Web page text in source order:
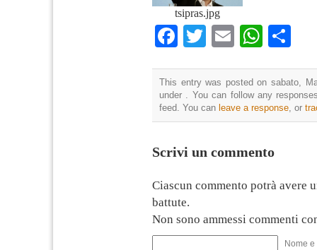
tsipras.jpg
Facebook
TwitterEmail
This entry was posted on sabato,
under . You can follow any
feed. You can leave a response, or
Scrivi un commento
Ciascun commento potrà avere
battute.
Non sono ammessi commenti
Nome